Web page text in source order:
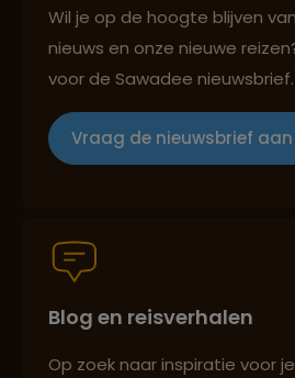
Reizen met oog voor
Persoonlijk en deskundig
Wil je op de hoogte blijven
nieuws en onze nieuwe
voor de Sawadee nieuwsbrief.
Vraag de nieuwsbrief aan
Blog en reisverhalen
Op zoek naar inspiratie voor